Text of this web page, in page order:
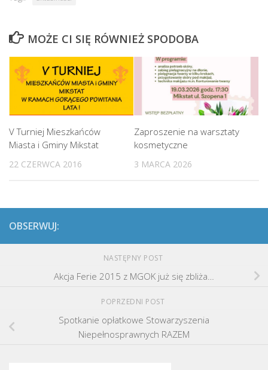
MOŻE CI SIĘ RÓWNIEŻ SPODOBA
V Turniej Mieszkańców
Miasta i Gminy Mikstat
22 CZERWCA 2016
Zaproszenie na warsztaty
kosmetyczne
3 MARCA 2026
OBSERWUJ:
NASTĘPNY POST
Akcja Ferie 2015 z MGOK już się zbliża…
POPRZEDNI POST
Spotkanie opłatkowe Stowarzyszenia
Niepełnosprawnych RAZEM